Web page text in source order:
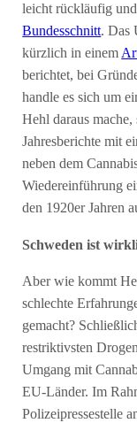
leicht rückläufig
Bundesschnitt. Das
kürzlich in einem
berichtet, bei
handle es sich um
Hehl daraus
Jahresberichte mit
neben dem
Wiedereinführung
den 1920er Jahren
Schweden ist
Aber wie kommt
schlechte
gemacht?
restriktivsten
Umgang mit
EU-Länder. Im
Polizeipressestelle